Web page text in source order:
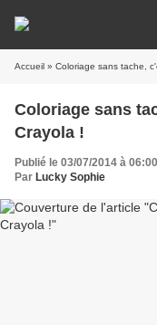
Accueil » Coloriage sans tache,
Coloriage sans
Crayola !
Publié le 03/07/2014 à 06:00
Par Lucky Sophie